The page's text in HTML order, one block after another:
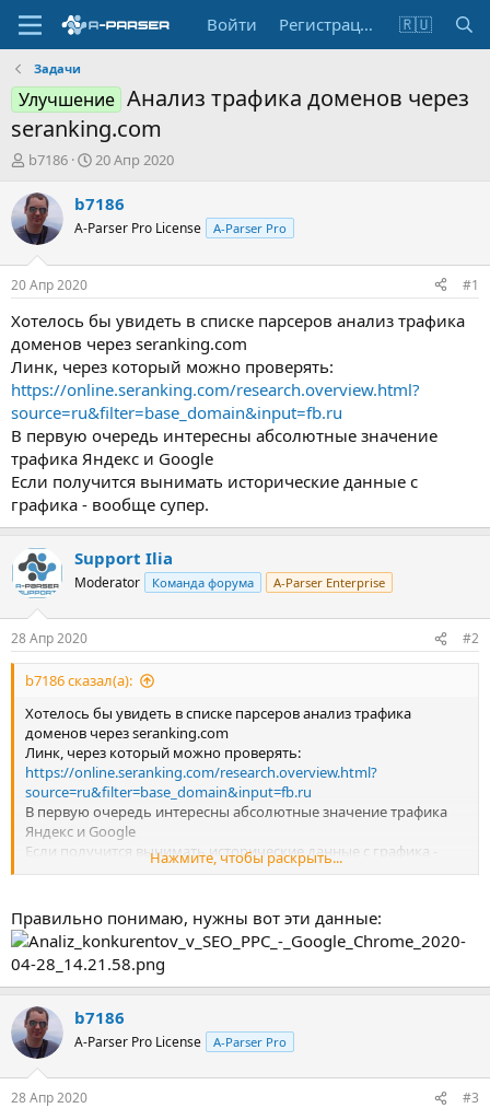
Войти Регистрация 🇷🇺
Задачи
Улучшение Анализ трафика доменов через
seranking.com
А
т
о
р
т
е
м
ы
b7186
Д
т
н
а
л
20 Апр 2020
b7186
A-Parser Pro License A-Parser Pro
20 Апр 2020 #1
Хотелось бы увидеть в списке парсеров анализ трафика
доменов через seranking.com
Линк, через который можно проверять:
https://online.seranking.com/research.overview.html?
source=ru&filter=base_domain&input=fb.ru
В первую очередь интересны абсолютные значение
трафика Яндекс и Google
Если получится вынимать исторические данные с
графика - вообще супер.
Support Ilia
Moderator Команда форума A-Parser Enterprise
28 Апр 2020 #2
b7186 сказал(а):
Хотелось бы увидеть в списке парсеров анализ трафика
доменов через seranking.com
Линк, через который можно проверять:
https://online.seranking.com/research.overview.html?
source=ru&filter=base_domain&input=fb.ru
В первую очередь интересны абсолютные значение трафика
Яндекс и Google
Если получится вынимать исторические данные с графика -
вообще супер.
Нажмите, чтобы раскрыть...
Правильно понимаю, нужны вот эти данные:
b7186
A-Parser Pro License A-Parser Pro
28 Апр 2020 #3